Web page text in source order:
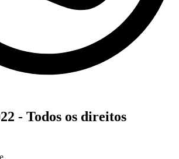
- Todos os direitos